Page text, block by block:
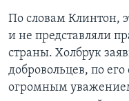
По словам Клинтон,
и не представляли
страны. Холбрук
добровольцев, по
огромным